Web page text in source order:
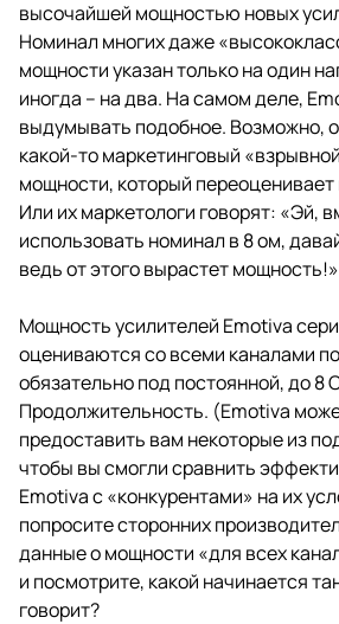
высочайшей мощностью новых
Номинал многих даже
мощности указан только на один
иногда – на два. На самом деле,
выдумывать подобное. Возможно,
какой-то маркетинговый
мощности, который переоценивает
Или их маркетологи говорят: «Эй,
использовать номинал в 8 ом,
ведь от этого вырастет
Мощность усилителей Emotiva
оцениваются со всеми каналами
обязательно под постоянной, до 8
Продолжительность. (Emotiva
предоставить вам некоторые из
чтобы вы смогли сравнить
Emotiva с «конкурентами» на их
попросите сторонних
данные о мощности «для всех
и посмотрите, какой начинается
говорит?